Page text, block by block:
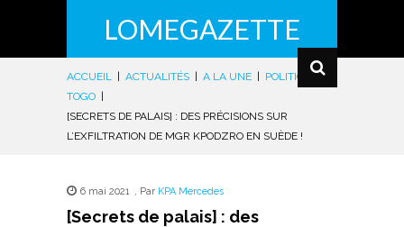
LOMEGAZETTE
ACCUEIL ACTUALITÉS A LA UNE POLITIQUE |
TOGO
[SECRETS DE PALAIS] : DES PRÉCISIONS SUR
L’EXFILTRATION DE MGR KPODZRO EN SUÈDE !
6 mai 2021 , Par KPA Mercedes
[Secrets de palais] : des